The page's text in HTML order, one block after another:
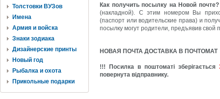
Толстовки ВУЗов
Имена
Армия и войска
Знаки зодиака
Дизайнерские принты
Новый год
Рыбалка и охота
Прикольные подарки
Как получить посылку на Новой почте?
(накладной). С этим номером Вы
(паспорт или водительские права) и
посылку могут родители, предъявив
НОВАЯ ПОЧТА ДОСТАВКА В ПОЧТОМАТ
!!! Посилка в поштоматі зберігається
повернута відправнику.